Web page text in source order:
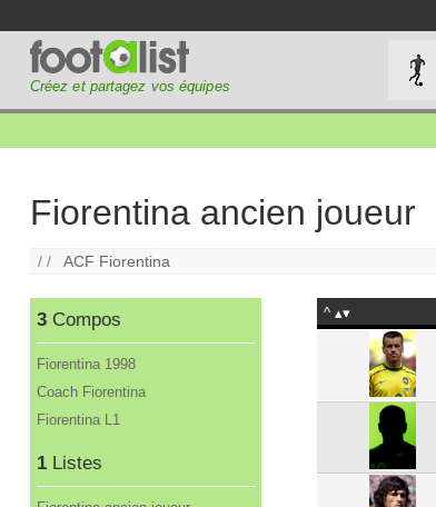
Créez et partagez vos équipes
Fiorentina ancien joueur
/ /ACF Fiorentina
3 Compos
Fiorentina 1998
Coach Fiorentina
Fiorentina L1
1 Listes
^